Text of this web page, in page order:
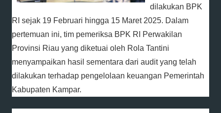
dilakukan BPK
RI sejak 19 Februari hingga 15 Maret 2025. Dalam
pertemuan ini, tim pemeriksa BPK RI Perwakilan
Provinsi Riau yang diketuai oleh Rola Tantini
menyampaikan hasil sementara dari audit yang telah
dilakukan terhadap pengelolaan keuangan Pemerintah
Kabupaten Kampar.